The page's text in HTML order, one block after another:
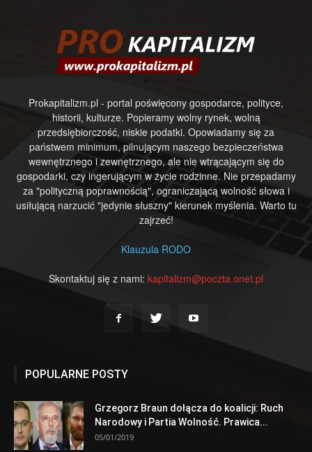
Prokapitalizm.pl - portal poświęcony gospodarce, polityce,
historii, kulturze. Popieramy wolny rynek, wolną
przedsiębiorczość, niskie podatki. Opowiadamy się za
państwem minimum, pilnującym naszego bezpieczeństwa
wewnętrznego i zewnętrznego, ale nie wtrącającym się do
gospodarki, czy ingerującym w życie rodzinne. Nie przepadamy
za "polityczną poprawnością", ograniczającą wolność słowa i
usiłującą narzucić "jedynie słuszny" kierunek myślenia. Warto tu
zajrzeć!
Klauzula RODO
Skontaktuj się z nami: kapitalizm@poczta.onet.pl
POPULARNE POSTY
Grzegorz Braun dołącza do koalicji: Ruch
Narodowy i Partia Wolność. Prawica...
05/01/2019